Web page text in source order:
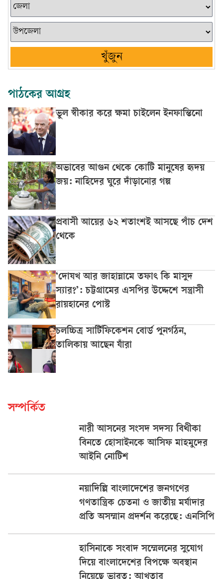
খুঁজুন
পাঠকের আগ্রহ
ভুল স্বীকার করে ক্ষমা চাইলেন ইনফান্তিনো
অভাবের আগুন থেকে কোটি মানুষের হৃদয়
জয়: নাহিদের ঘুরে দাঁড়ানোর গল্প
প্রবাসী আয়ের ৬২ শতাংশই আসছে পাঁচ দেশ
থেকে
‘দোযখ আর জাহান্নামে তফাৎ কি মাসুদ
স্যার?’: চট্টগ্রামের এসপির উদ্দেশে সন্ত্রাসী
রায়হানের পোস্ট
চলচ্চিত্র সার্টিফিকেশন বোর্ড পুনর্গঠন,
তালিকায় আছেন যাঁরা
সম্পর্কিত
নারী আসনের সংসদ সদস্য বিথীকা
বিনতে হোসাইনকে আসিফ মাহমুদের
আইনি নোটিশ
নয়াদিল্লি বাংলাদেশের জনগণের
গণতান্ত্রিক চেতনা ও জাতীয় মর্যাদার
প্রতি অসম্মান প্রদর্শন করেছে: এনসিপি
হাসিনাকে সংবাদ সম্মেলনের সুযোগ
দিয়ে বাংলাদেশের বিপক্ষে অবস্থান